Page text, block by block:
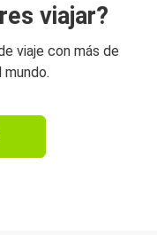
viajar?
viaje con más de